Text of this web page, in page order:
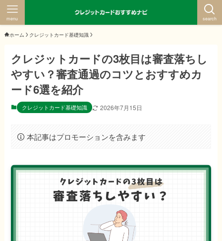
search
menu
ホーム クレジットカード基礎知識
クレジットカードの3枚目は審査落ちし
やすい？審査通過のコツとおすすめカ
ード6選を紹介
クレジットカード基礎知識 2026年7月15日
本記事はプロモーションを含みます